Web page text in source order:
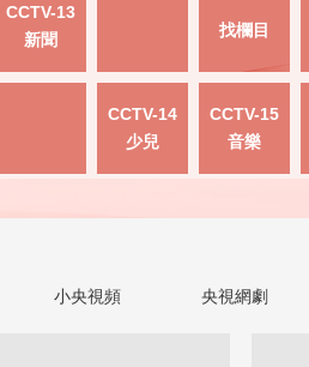
CCTV-13
新聞
找欄目
CCTV-14
少兒
CCTV-15
音樂
小央視頻 央視網劇